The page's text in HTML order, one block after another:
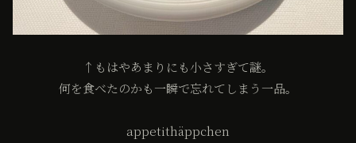
↑もはやあまりにも小さすぎて謎。
何を食べたのかも一瞬で忘れてしまう一品。
appetithäppchen